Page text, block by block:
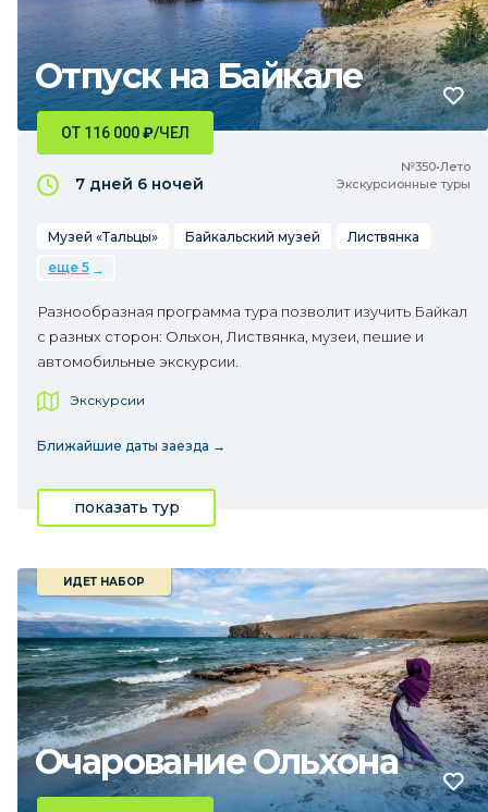
Отпуск на Байкале
№350•Лето
Экскурсионные туры
ОТ 116 000₽/ЧЕЛ
7 дней 6 ночей
Музей «Тальцы» Байкальский музей
Листвянка
еще 5
Разнообразная программа тура позволит изучить Байкал
с разных сторон: Ольхон, Листвянка, музеи, пешие и
автомобильные экскурсии.
Экскурсии
Ближайшие даты заезда →
показать тур
Очарование Ольхона
ИДЕТ НАБОР